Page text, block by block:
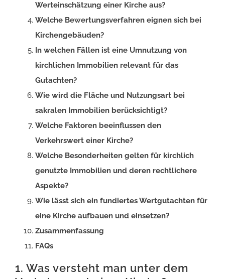
Werteinschätzung einer Kirche aus?
Welche Bewertungsverfahren eignen sich bei
Kirchengebäuden?
In welchen Fällen ist eine Umnutzung von
kirchlichen Immobilien relevant für das
Gutachten?
Wie wird die Fläche und Nutzungsart bei
sakralen Immobilien berücksichtigt?
Welche Faktoren beeinflussen den
Verkehrswert einer Kirche?
Welche Besonderheiten gelten für kirchlich
genutzte Immobilien und deren rechtlichere
Aspekte?
Wie lässt sich ein fundiertes Wertgutachten für
eine Kirche aufbauen und einsetzen?
Zusammenfassung
FAQs
1. Was versteht man unter dem